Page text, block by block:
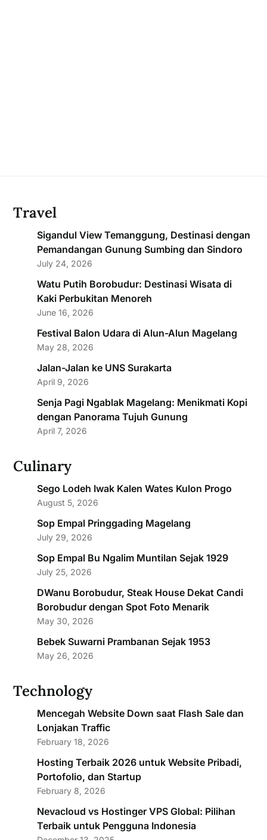
Travel
Sigandul View Temanggung, Destinasi dengan
Pemandangan Gunung Sumbing dan Sindoro
July 24, 2026
Watu Putih Borobudur: Destinasi Wisata di
Kaki Perbukitan Menoreh
June 16, 2026
Festival Balon Udara di Alun-Alun Magelang
May 28, 2026
Jalan-Jalan ke UNS Surakarta
April 9, 2026
Senja Pagi Ngablak Magelang: Menikmati Kopi
dengan Panorama Tujuh Gunung
April 7, 2026
Culinary
Sego Lodeh Iwak Kalen Wates Kulon Progo
August 5, 2026
Sop Empal Pringgading Magelang
July 29, 2026
Sop Empal Bu Ngalim Muntilan Sejak 1929
July 25, 2026
DWanu Borobudur, Steak House Dekat Candi
Borobudur dengan Spot Foto Menarik
May 30, 2026
Bebek Suwarni Prambanan Sejak 1953
May 26, 2026
Technology
Mencegah Website Down saat Flash Sale dan
Lonjakan Traffic
February 18, 2026
Hosting Terbaik 2026 untuk Website Pribadi,
Portofolio, dan Startup
February 8, 2026
Nevacloud vs Hostinger VPS Global: Pilihan
Terbaik untuk Pengguna Indonesia